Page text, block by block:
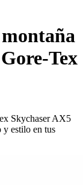
Tex
Skychaser AX5
y estilo en tus